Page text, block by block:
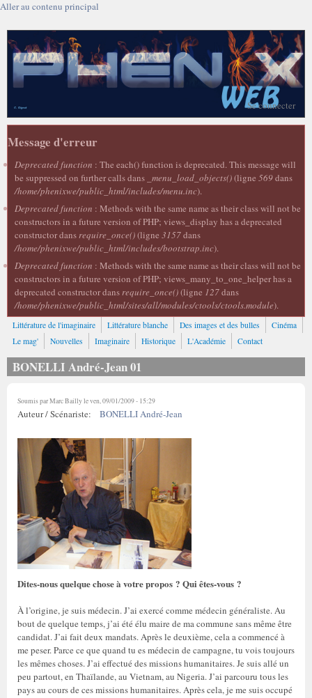
Aller au contenu principal
Se connecter
Message d'erreur
Deprecated function : The each() function is deprecated. This message will
be suppressed on further calls dans _menu_load_objects()(ligne 569dans
/home/phenixwe/public_html/includes/menu.inc).
Deprecated function : Methods with the same name as their class will not be
constructors in a future version of PHP; views_display has a deprecated
constructor dansrequire_once()(ligne 3157dans
/home/phenixwe/public_html/includes/bootstrap.inc).
Deprecated function : Methods with the same name as their class will not be
constructors in a future version of PHP; views_many_to_one_helper has a
deprecated constructor dansrequire_once()(ligne 127dans
/home/phenixwe/public_html/sites/all/modules/ctools/ctools.module).
Littérature de l'imaginaire Littérature blanche Des images et des bulles
Cinéma
Le mag'
Nouvelles Imaginaire Historique L'Académie Contact
BONELLI André-Jean 01
Soumis parMarc Baillyle ven, 09/01/2009 - 15:29
Auteur / Scénariste: BONELLI André-Jean
Dites-nous quelque chose à votre propos ? Qui êtes-vous ?
À l’origine, je suis médecin. J’ai exercé comme médecin généraliste. Au
bout de quelque temps, j’ai été élu maire de ma commune sans même être
candidat. J’ai fait deux mandats. Après le deuxième, cela a commencé à
me peser. Parce ce que quand tu es médecin de campagne, tu vois toujours
les mêmes choses. J’ai effectué des missions humanitaires. Je suis allé un
peu partout, en Thaïlande, au Vietnam, au Nigeria. J’ai parcouru tous les
pays au cours de ces missions humanitaires. Après cela, je me suis occupé